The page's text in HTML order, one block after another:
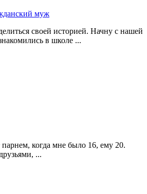
муж
своей историей. Начну с нашей
в школе ...
парнем, когда мне было 16, ему 20.
...